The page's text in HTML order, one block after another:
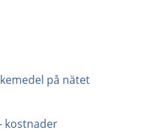
på nätet
kostnader